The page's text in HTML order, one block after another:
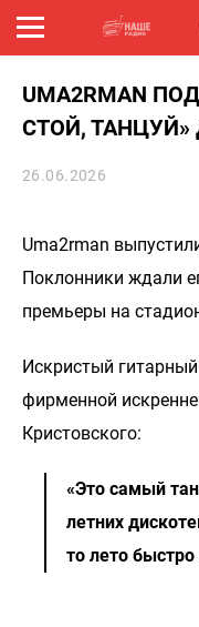
UMA2RMAN
СТОЙ,
26.06.2026
Uma2rman
Поклонники ждали
премьеры на
Искристый
фирменной
Кристовского:
«Это самый
летних
то лето быстро